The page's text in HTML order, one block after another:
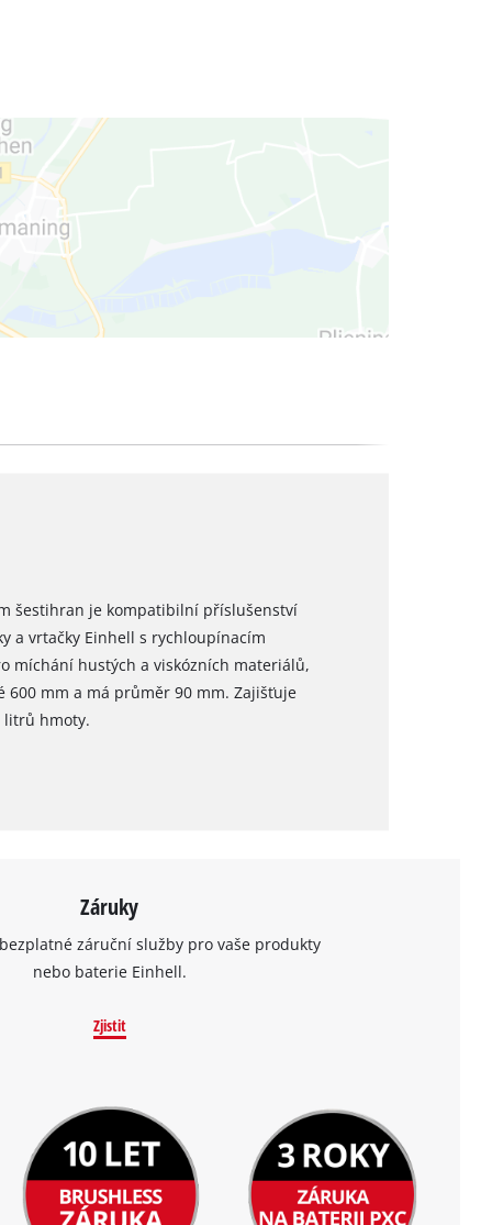
šestihran je kompatibilní příslušenství
a vrtačky Einhell s rychloupínacím
míchání hustých a viskózních materiálů,
mm a má průměr 90 mm. Zajišťuje
litrů hmoty.
Záruky
záruční služby pro vaše produkty
nebo baterie Einhell.
Zjistit